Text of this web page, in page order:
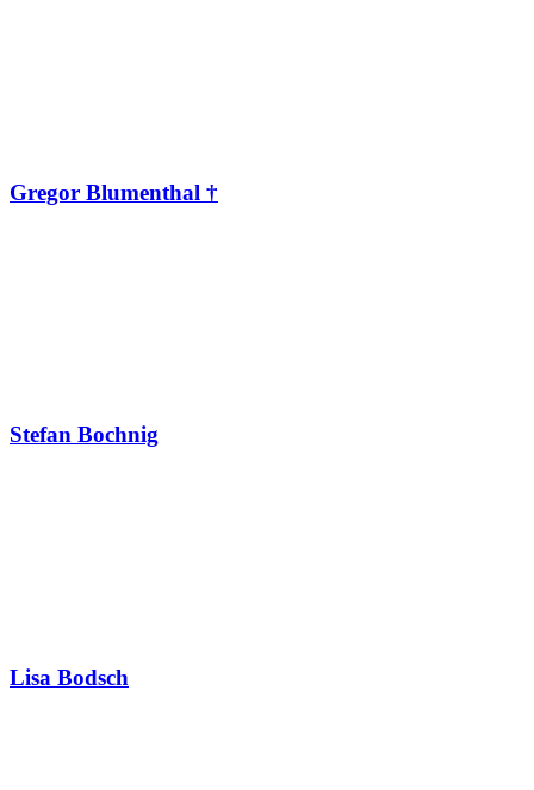
Gregor Blumenthal †
Stefan Bochnig
Lisa Bodsch